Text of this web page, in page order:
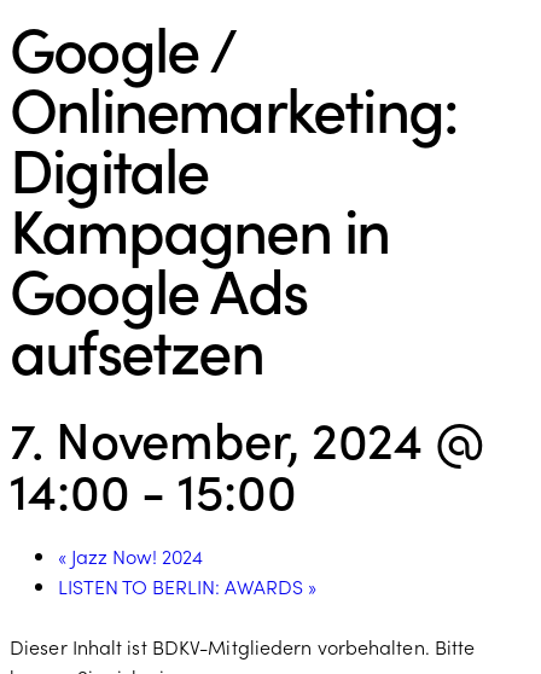
Google /
Onlinemarketing:
Digitale
Kampagnen in
Google Ads
aufsetzen
7. November, 2024 @
14:00 - 15:00
« Jazz Now! 2024
LISTEN TO BERLIN: AWARDS »
Dieser Inhalt ist BDKV-Mitgliedern vorbehalten. Bitte